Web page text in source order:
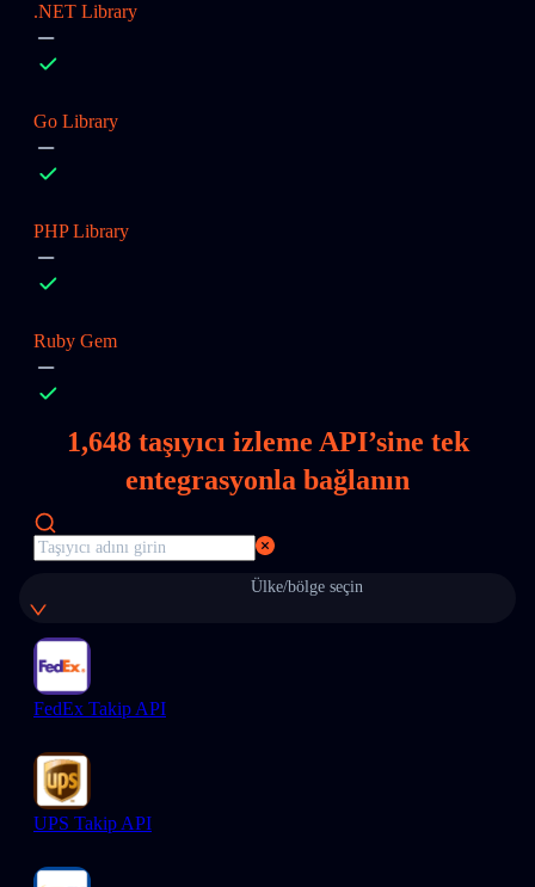
.NET Library
Go Library
PHP Library
Ruby Gem
1,648taşıyıcı izleme API’sine tek
entegrasyonla bağlanın
Ülke/bölge seçin
FedEx Takip API
UPS Takip API